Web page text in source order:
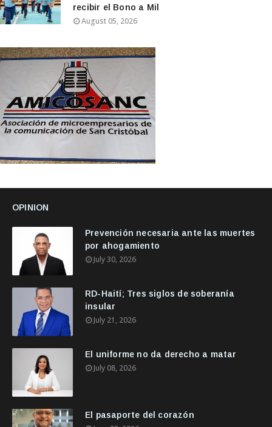
recibir el Bono a Mil
August 05, 2026
OPINION
Prevención necesaria ante las muertes
por ahogamiento
July 30, 2026
RD-Haití; Tres siglos de soberanía
insular
July 21, 2026
El uniforme no da derecho a matar
July 08, 2026
El pasaporte del corazón